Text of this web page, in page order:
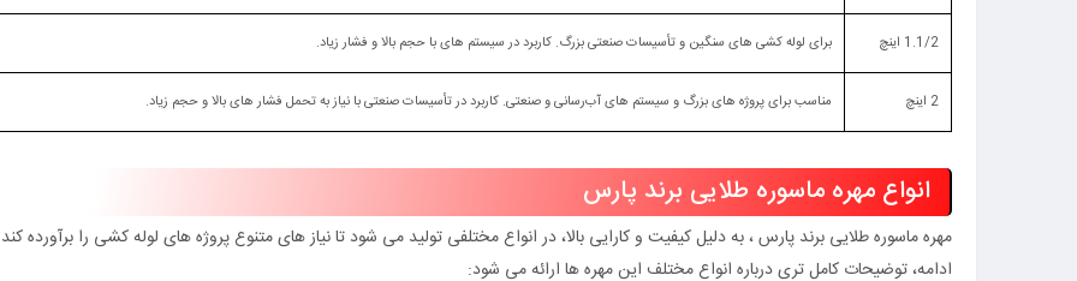
1.1/2 اینچ برای لوله‌ کشی‌ های سنگین و تأسیسات صنعتی بزرگ. کاربرد در سیستم‌ های با حجم بالا و فشار زیاد.
2 اینچ مناسب برای پروژه‌ های بزرگ و سیستم‌ های آب‌رسانی و صنعتی. کاربرد در تأسیسات صنعتی با نیاز به تحمل فشار های بالا و حجم زیاد.
انواع مهره ماسوره طلایی برند پارس
مهره ماسوره طلایی برند پارس ، به دلیل کیفیت و کارایی بالا، در انواع مختلفی تولید می‌ شود تا نیاز های متنوع پروژه‌ های لوله‌ کشی را برآورده
ادامه، توضیحات کامل‌ تری درباره انواع مختلف این مهره‌ ها ارائه می‌ شود: